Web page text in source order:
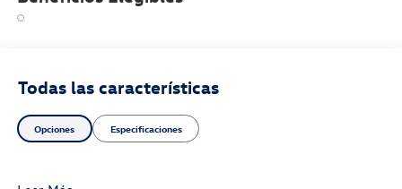
Todas las características
Opciones Especificaciones